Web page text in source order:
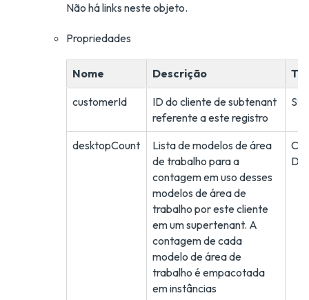
Não há links neste objeto.
Propriedades
Nome Descrição
customerId
ID do cliente de subtenant
referente a este registro
desktopCount
Lista de modelos de área
de trabalho para a
contagem em uso desses
modelos de área de
trabalho por este cliente
em um supertenant. A
contagem de cada
modelo de área de
trabalho é empacotada
em instâncias